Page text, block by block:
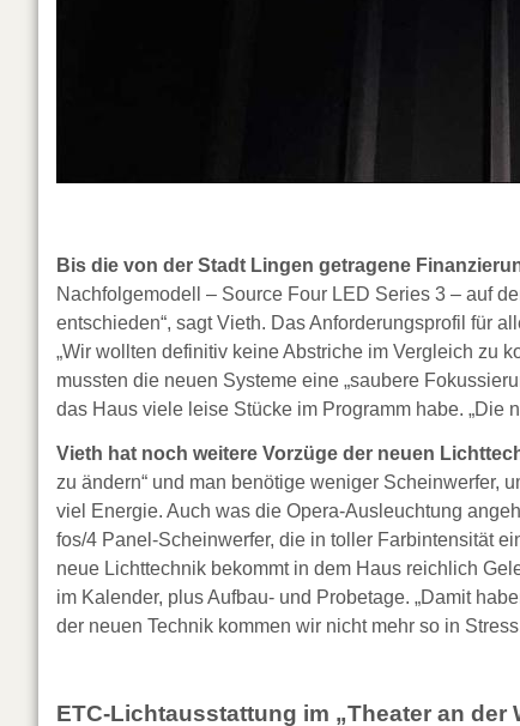
Bis die von der Stadt Lingen getragene
Nachfolgemodell – Source Four LED Series 3 – auf
entschieden“, sagt Vieth. Das Anforderungsprofil für
„Wir wollten definitiv keine Abstriche im Vergleich zu
mussten die neuen Systeme eine „saubere
das Haus viele leise Stücke im Programm habe. „Die
Vieth hat noch weitere Vorzüge der neuen
zu ändern“ und man benötige weniger Scheinwerfer,
viel Energie. Auch was die Opera-Ausleuchtung
fos/4 Panel-Scheinwerfer, die in toller Farbintensität
neue Lichttechnik bekommt in dem Haus reichlich
im Kalender, plus Aufbau- und Probetage. „Damit
der neuen Technik kommen wir nicht mehr so in
ETC-Lichtausstattung im „Theater an der